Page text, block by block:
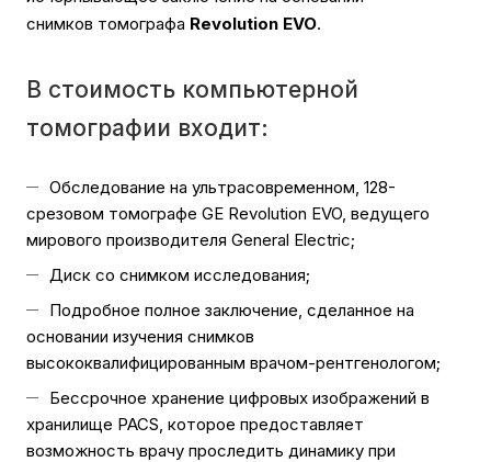
снимков томографа Revolution EVO.
В стоимость компьютерной
томографии входит:
Обследование на ультрасовременном, 128-
срезовом томографе GE Revolution EVO, ведущего
мирового производителя General Electric;
Диск со снимком исследования;
Подробное полное заключение, сделанное на
основании изучения снимков
высококвалифицированным врачом-рентгенологом;
Бессрочное хранение цифровых изображений в
хранилище PACS, которое предоставляет
возможность врачу проследить динамику при